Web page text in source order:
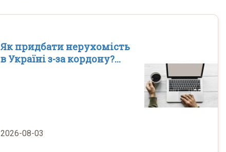
Як придбати нерухомість
в Україні з-за кордону?...
2026-08-03